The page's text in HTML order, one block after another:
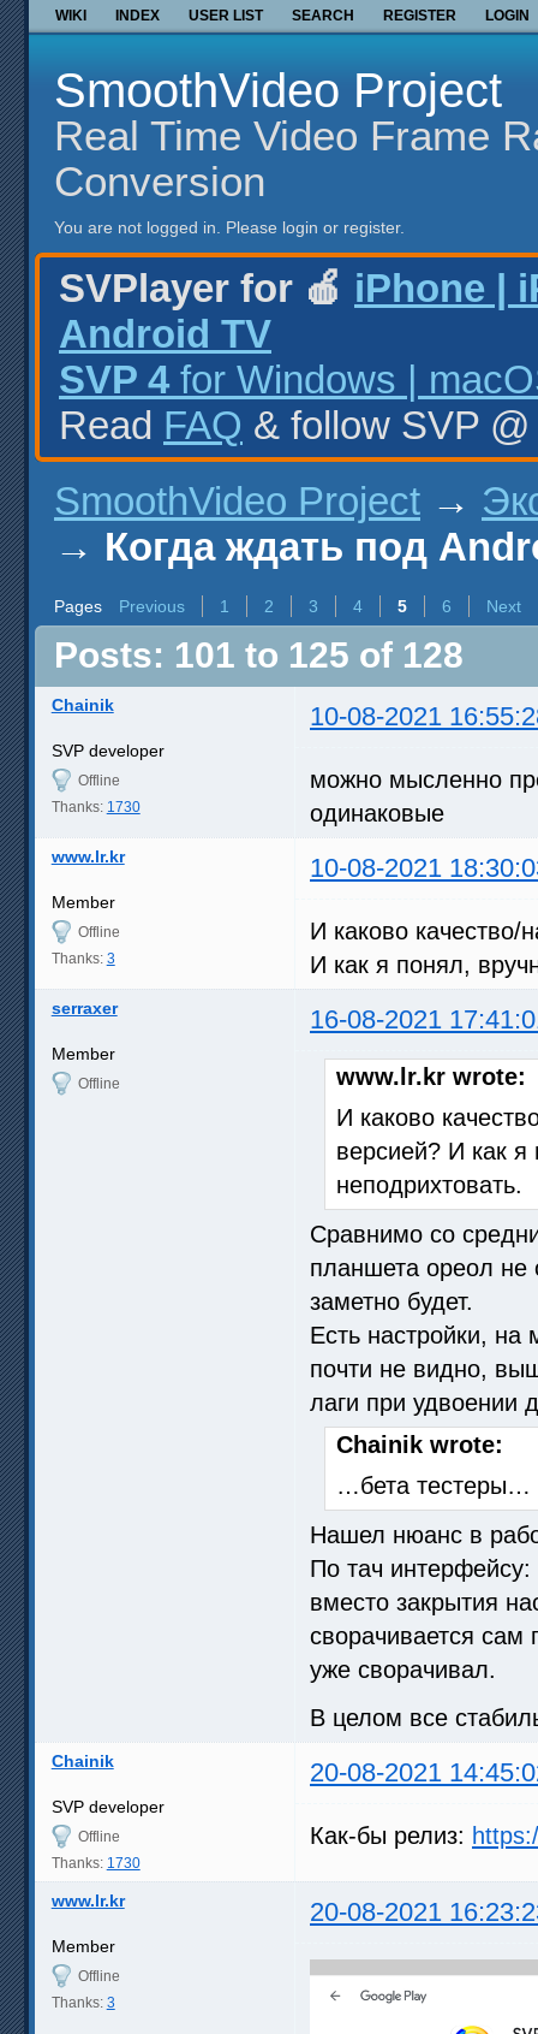
WIKI INDEX USER LIST SEARCH REGISTER LOGIN
SmoothVideo Project
Real Time Video Frame
Conversion
You are not logged in. Please login or register.
SVPlayer for 🍎 iPhone |
Android TV
SVP 4 for Windows |
Read FAQ & follow SVP
SmoothVideo Project →
→ Когда ждать под
Pages Previous 1 2 3 4 5 6 Next
Posts: 101 to 125 of 128
Chainik 10-08-2021
SVP developer
Offline
Thanks: 1730
можно мысленно
одинаковые
www.lr.kr 10-08-2021
Member
Offline
Thanks: 3
И каково качество/
И как я понял,
serraxer 16-08-2021
Member
Offline
www.lr.kr wrote:
И каково
версией? И как
неподрихтовать.
Сравнимо со
планшета ореол не
заметно будет.
Есть настройки,
почти не видно,
лаги при удвоении
Chainik wrote:
…бета тестеры…
Нашел нюанс в
По тач интерфейсу:
вместо закрытия
сворачивается сам
уже сворачивал.
В целом все
Chainik 20-08-2021
SVP developer
Offline
Thanks: 1730
Как-бы релиз:
www.lr.kr 20-08-2021
Member
Offline
Thanks: 3